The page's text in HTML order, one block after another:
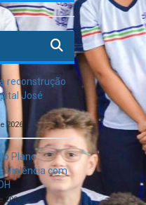
reconstrução
José
2026
Plano
Violência com
2026